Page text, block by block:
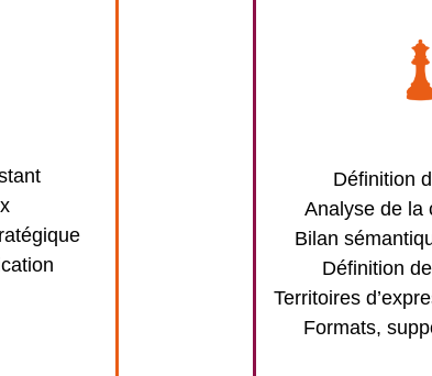
Définition
Analyse de la
Bilan
Définition
Territoires
Formats,